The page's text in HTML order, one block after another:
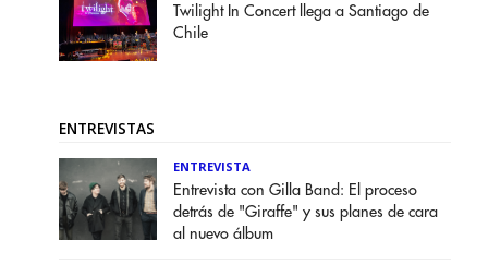
Twilight In Concert llega a Santiago de
Chile
ENTREVISTAS
ENTREVISTA
Entrevista con Gilla Band: El proceso
detrás de "Giraffe" y sus planes de cara
al nuevo álbum